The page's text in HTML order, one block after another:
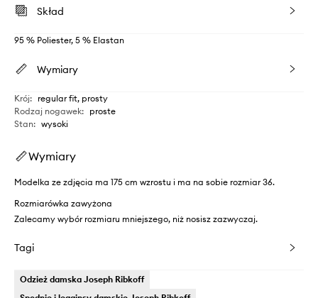
Skład
95 % Poliester, 5 % Elastan
Wymiary
Krój: regular fit, prosty
Rodzaj nogawek: proste
Stan: wysoki
Wymiary
Modelka ze zdjęcia ma 175 cm wzrostu i ma na sobie rozmiar 36.
Rozmiarówka zawyżona
Zalecamy wybór rozmiaru mniejszego, niż nosisz zazwyczaj.
Tagi
Odzież damska Joseph Ribkoff